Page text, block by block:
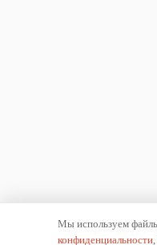
Мы используем
конфиденциальности,